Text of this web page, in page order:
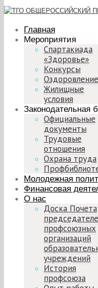
Главная
Мероприятия
Спартакиада
«Здоровье»
Конкурсы
Оздоровление
Жилищные
условия
Законодательная
Официальные
документы
Трудовые
отношения
Охрана труда
Молодежная
Финансовая
О нас
Доска Почета
профсоюзных
организаций
учреждений
История
профсоюза